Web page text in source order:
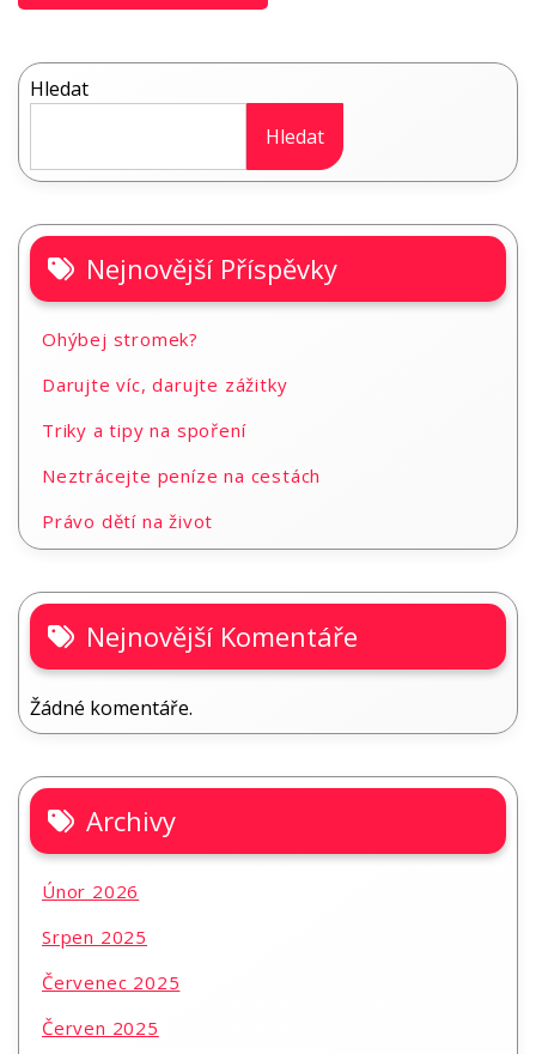
Hledat
Hledat
Nejnovější Příspěvky
Ohýbej stromek?
Darujte víc, darujte zážitky
Triky a tipy na spoření
Neztrácejte peníze na cestách
Právo dětí na život
Nejnovější Komentáře
Žádné komentáře.
Archivy
Únor 2026
Srpen 2025
Červenec 2025
Červen 2025